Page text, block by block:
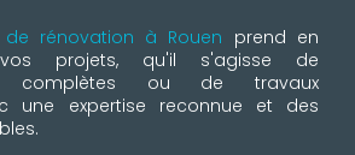
de rénovation à Rouen prend en
projets, qu'il s'agisse de
complètes ou de travaux
une expertise reconnue et des